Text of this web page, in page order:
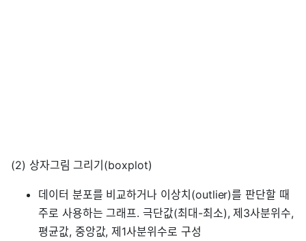
(2) 상자그림 그리기(boxplot)
데이터 분포를 비교하거나 이상치(outlier)를 판단할 때
주로 사용하는 그래프. 극단값(최대-최소), 제3사분위수,
평균값, 중앙값, 제1사분위수로 구성